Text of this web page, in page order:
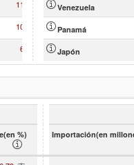
11.03
10.60
6.46
Venezuela
Panamá
Japón
%) Importación(en